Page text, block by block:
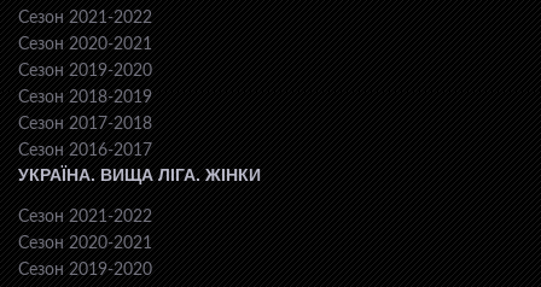
Сезон 2021-2022
Сезон 2020-2021
Сезон 2019-2020
Сезон 2018-2019
Сезон 2017-2018
Сезон 2016-2017
УКРАЇНА. ВИЩА ЛІГА. ЖІНКИ
Сезон 2021-2022
Сезон 2020-2021
Сезон 2019-2020